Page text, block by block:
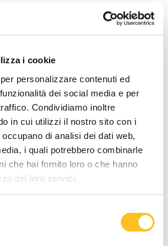
i cookie
personalizzare contenuti ed
dei social media e per
Condividiamo inoltre
in cui utilizzi il nostro sito con i
di analisi dei dati web,
i quali potrebbero combinarle
che hai fornito loro o che hanno
dei loro servizi.
pertinenziale esclusiva articolata
DATI VENDITA
offerte